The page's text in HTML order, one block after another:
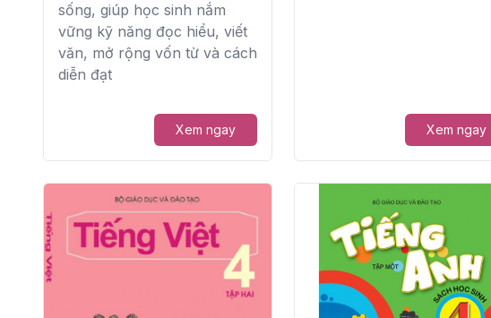
sống, giúp học sinh nắm
vững kỹ năng đọc hiểu, viết
văn, mở rộng vốn từ và cách
diễn đạt
Xem ngay Xem ngay